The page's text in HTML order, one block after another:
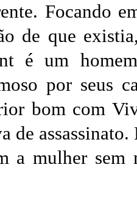
Focando
de que
é um
por seus
bom com
de
a mulher